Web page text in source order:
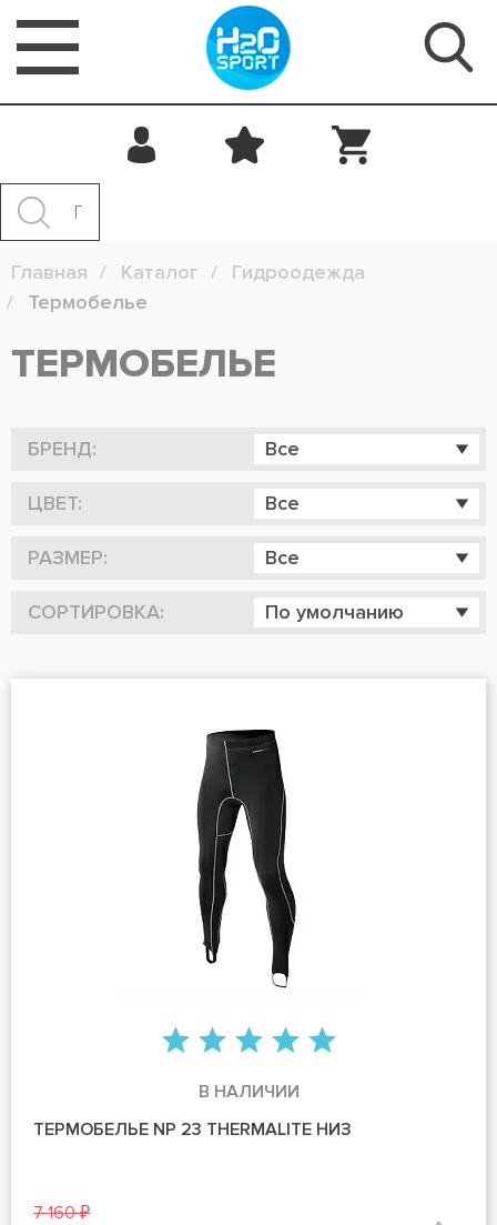
Главная Каталог
Гидроодежда
Термобелье
ТЕРМОБЕЛЬЕ
БРЕНД: Все
ЦВЕТ: Все
РАЗМЕР: Все
СОРТИРОВКА: По умолчанию
В НАЛИЧИИ
ТЕРМОБЕЛЬЕ NP 23 THERMALITE НИЗ
7 160 ₽